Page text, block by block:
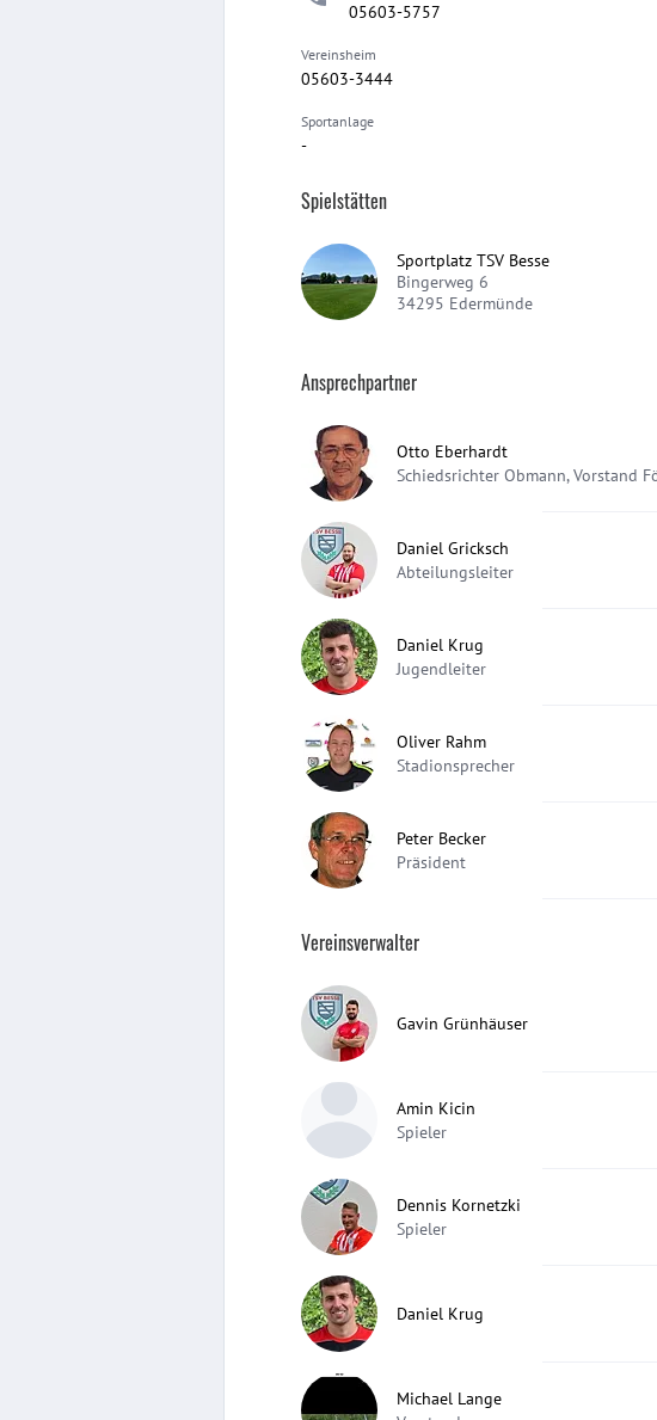
05603-5757
Vereinsheim
05603-3444
Sportanlage
-
Spielstätten
Sportplatz TSV Besse
Bingerweg 6
34295 Edermünde
Ansprechpartner
Otto Eberhardt
Schiedsrichter Obmann, Vorstand
Daniel Gricksch
Abteilungsleiter
Daniel Krug
Jugendleiter
Oliver Rahm
Stadionsprecher
Peter Becker
Präsident
Vereinsverwalter
Gavin Grünhäuser
Amin Kicin
Spieler
Dennis Kornetzki
Spieler
Daniel Krug
Michael Lange